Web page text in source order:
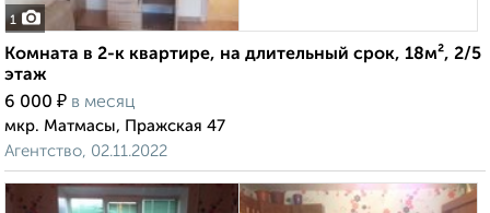
1
Комната в 2-к квартире, на длительный срок, 18м², 2/5
этаж
6 000 ₽ в месяц
мкр. Матмасы, Пражская 47
Агентство, 02.11.2022